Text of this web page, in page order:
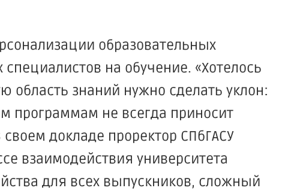
образовательных
на обучение. «Хотелось
область знаний нужно сделать уклон:
программам не всегда приносит
докладе проректор СПбГАСУ
взаимодействия университета
для всех выпускников, сложный